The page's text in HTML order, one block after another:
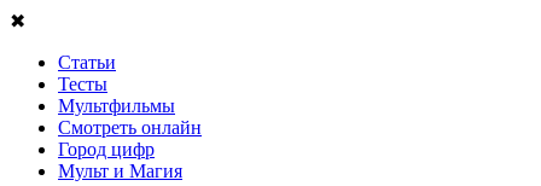
✖
Статьи
Тесты
Мультфильмы
Смотреть онлайн
Город цифр
Мульт и Магия